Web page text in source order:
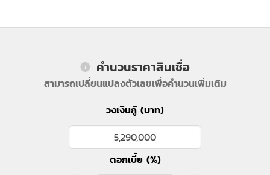
คำนวนราคาสินเชื่อ
สามารถเปลี่ยนแปลงตัวเลขเพื่อคำนวนเพิ่มเติม
วงเงินกู้ (บาท)
ดอกเบี้ย (%)